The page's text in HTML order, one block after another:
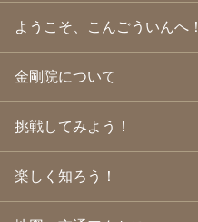
2009年8月 (18)
2009年7月
(21)
2009年6月(22)
2009年5月(20)
2009年2月(19)
2009年1月(25)
2008年12月 (22)
ようこそ、こんごういんへ！
金剛院について
挑戦してみよう！
楽しく知ろう！